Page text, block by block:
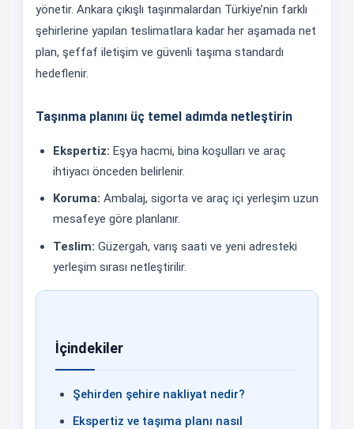
yönetir. Ankara çıkışlı taşınmalardan Türkiye’nin farklı
şehirlerine yapılan teslimatlara kadar her aşamada net
plan, şeffaf iletişim ve güvenli taşıma standardı
hedeflenir.
Taşınma planını üç temel adımda netleştirin
Ekspertiz: Eşya hacmi, bina koşulları ve araç
ihtiyacı önceden belirlenir.
Koruma: Ambalaj, sigorta ve araç içi yerleşim uzun
mesafeye göre planlanır.
Teslim: Güzergah, varış saati ve yeni adresteki
yerleşim sırası netleştirilir.
İçindekiler
Şehirden şehire nakliyat nedir?
Ekspertiz ve taşıma planı nasıl